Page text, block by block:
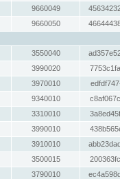
9660049
9660050
3550040
3990020
3970010
9340010
3310010
3990010
3910010
3500015
3790010